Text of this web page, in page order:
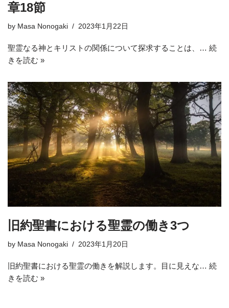
章18節
by Masa Nonogaki 2023年1月22日
聖霊なる神とキリストの関係について探求することは、… 続
きを読む »
旧約聖書における聖霊の働き3つ
by Masa Nonogaki 2023年1月20日
旧約聖書における聖霊の働きを解説します。目に見えな… 続
きを読む »